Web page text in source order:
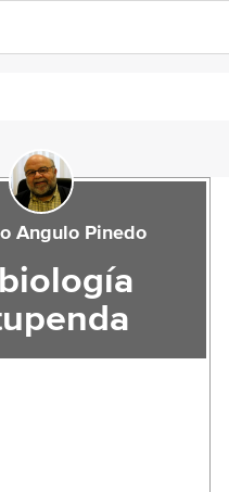
Angulo Pinedo